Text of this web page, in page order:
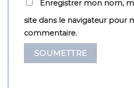
Enregistrer mon nom,
site dans le navigateur pour
commentaire.